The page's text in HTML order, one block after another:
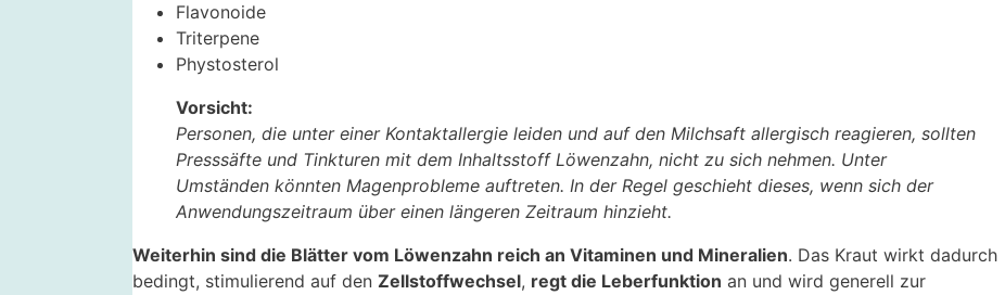
Flavonoide
Triterpene
Phystosterol
Vorsicht:
Personen, die unter einer Kontaktallergie leiden und auf den Milchsaft allergisch reagieren, sollten
Presssäfte und Tinkturen mit dem Inhaltsstoff Löwenzahn, nicht zu sich nehmen. Unter
Umständen könnten Magenprobleme auftreten. In der Regel geschieht dieses, wenn sich der
Anwendungszeitraum über einen längeren Zeitraum hinzieht.
Weiterhin sind die Blätter vom Löwenzahn reich an Vitaminen und Mineralien. Das Kraut wirkt dadurch
bedingt, stimulierend auf den Zellstoffwechsel, regt die Leberfunktion an und wird generell zur